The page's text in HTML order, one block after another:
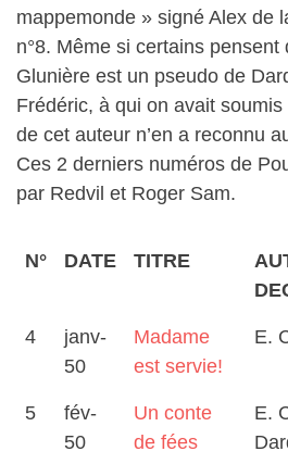
mappemonde » signé Alex de
n°8. Même si certains pensent
Glunière est un pseudo de
Frédéric, à qui on avait
de cet auteur n’en a reconnu
Ces 2 derniers numéros de
par Redvil et Roger Sam.
N° DATE TITRE
4
janv-
50
Madame
est servie!
E.
5
fév-
50
Un conte
de fées
E.